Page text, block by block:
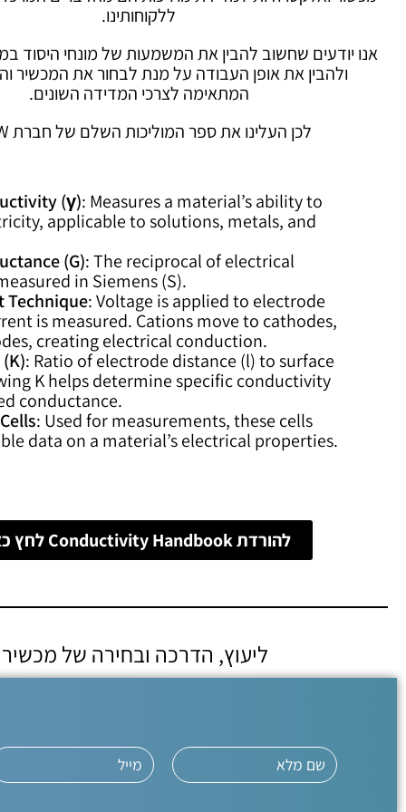
ללקוחותינו.
אנו יודעים שחשוב להבין את המשמעות של מונחי היסוד
ולהבין את אופן העבודה על מנת לבחור את המכשיר
המתאימה לצרכי המדידה השונים.
לכן העלינו את ספר המוליכות השלם של חברת WTW.
(γ): Measures a material’s ability to
applicable to solutions, metals, and
(G): The reciprocal of electrical
in Siemens (S).
Technique: Voltage is applied to electrode
is measured. Cations move to cathodes,
creating electrical conduction.
: Ratio of electrode distance (l) to surface
K helps determine specific conductivity
conductance.
: Used for measurements, these cells
data on a material’s electrical properties.
להורדת Conductivity Handbook לחץ כאן
ליעוץ, הדרכה ובחירה של